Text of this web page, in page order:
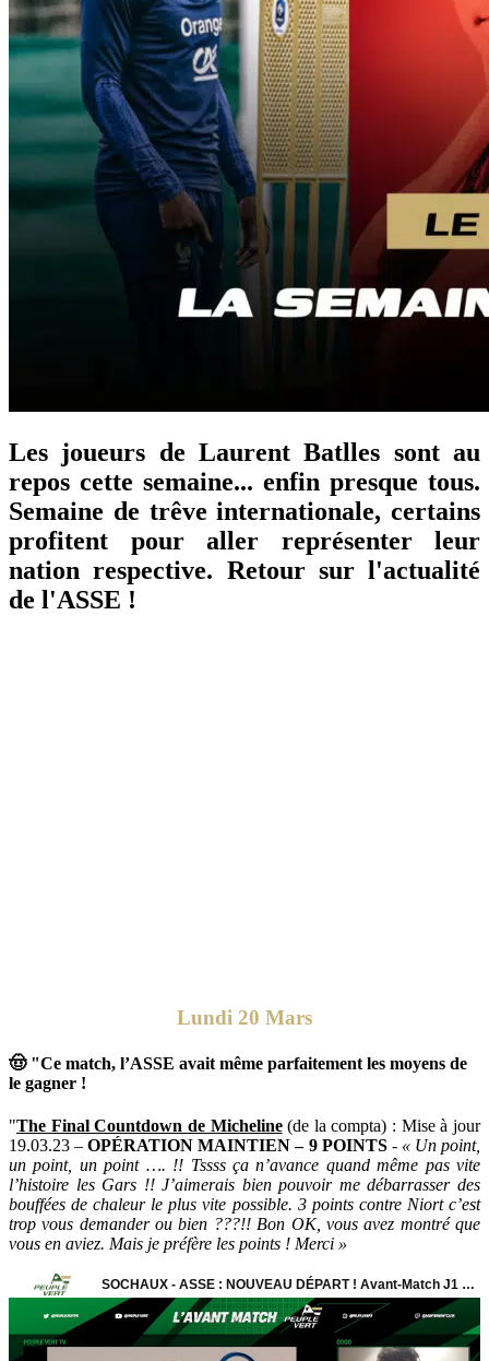
Les joueurs de Laurent Batlles sont au
repos cette semaine... enfin presque tous.
Semaine de trêve internationale, certains
profitent pour aller représenter leur
nation respective. Retour sur l'actualité
de l'ASSE !
Lundi 20 Mars
🤠 "Ce match, l’ASSE avait même parfaitement les moyens de
le gagner !
"The Final Countdown de Micheline(de la compta) : Mise à jour
19.03.23 –OPÉRATION MAINTIEN – 9 POINTS- « Un point,
un point, un point …. !! Tssss ça n’avance quand même pas vite
l’histoire les Gars !! J’aimerais bien pouvoir me débarrasser des
bouffées de chaleur le plus vite possible. 3 points contre Niort c’est
trop vous demander ou bien ???!! Bon OK, vous avez montré que
vous en aviez. Mais je préfère les points ! Merci »